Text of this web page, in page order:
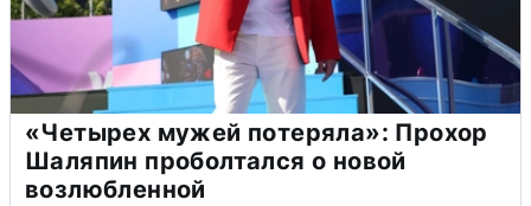
«Четырех мужей потеряла»: Прохор
Шаляпин проболтался о новой
возлюбленной